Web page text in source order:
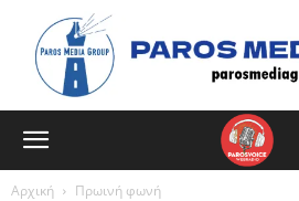
Αρχική Πρωινή φωνή